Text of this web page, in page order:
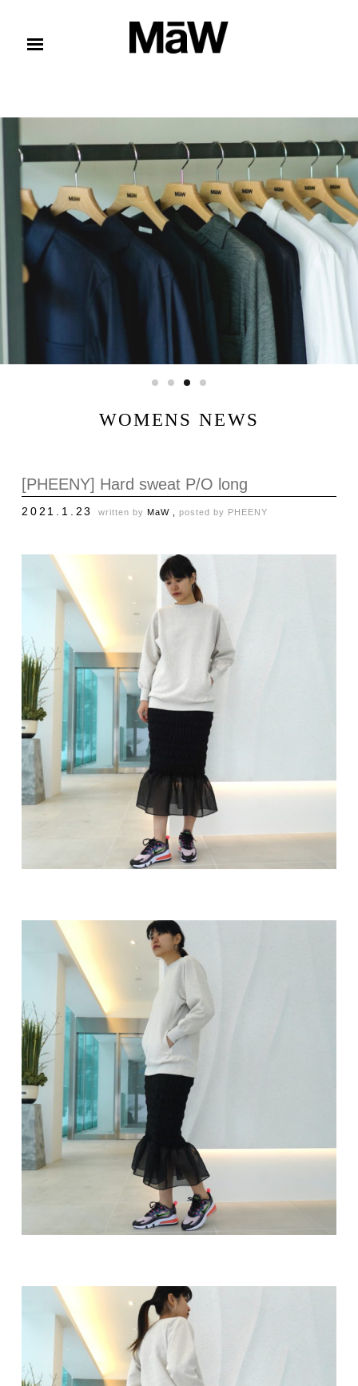
WOMENS NEWS
[PHEENY] Hard sweat P/O long
2021.1.23 written by MaW , posted by PHEENY